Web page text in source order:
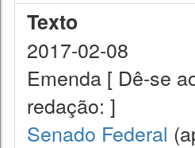
Texto
2017-02-08
Emenda [ Dê-se
redação: ]
Senado Federal